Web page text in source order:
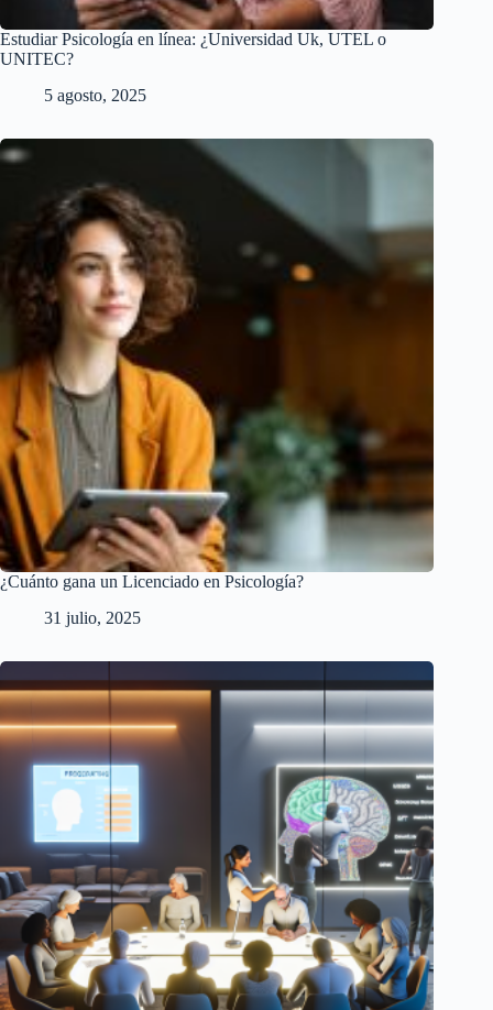
Estudiar Psicología en línea: ¿Universidad Uk, UTEL o
UNITEC?
5 agosto, 2025
¿Cuánto gana un Licenciado en Psicología?
31 julio, 2025